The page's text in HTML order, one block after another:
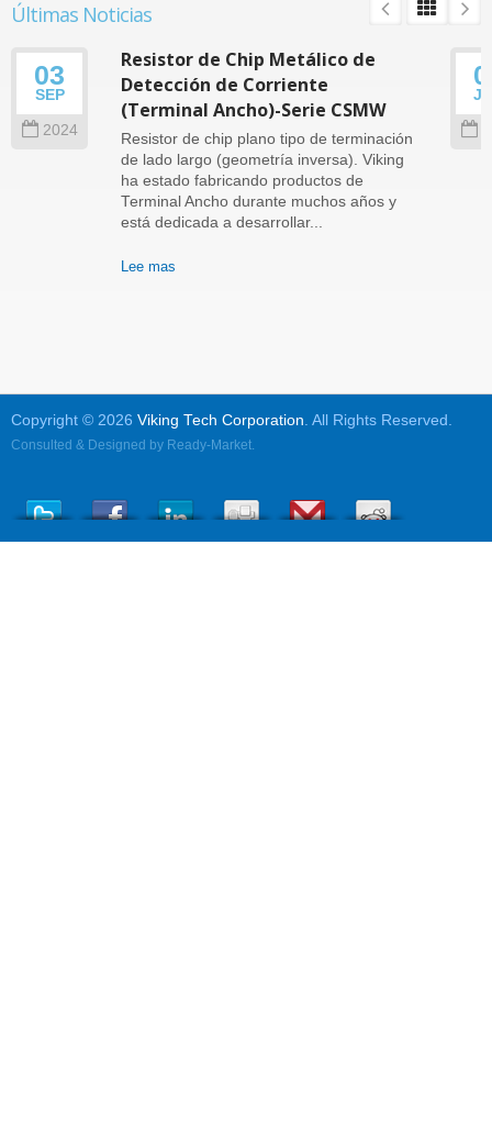
Últimas Noticias
03
SEP
2024
Resistor de Chip Metálico de
Detección de Corriente
(Terminal Ancho)-Serie CSMW
Resistor de chip plano tipo de terminación
de lado largo (geometría inversa). Viking
ha estado fabricando productos de
Terminal Ancho durante muchos años y
está dedicada a desarrollar...
Lee mas
Copyright © 2026 Viking Tech Corporation. All Rights Reserved.
Consulted & Designed by Ready-Market.